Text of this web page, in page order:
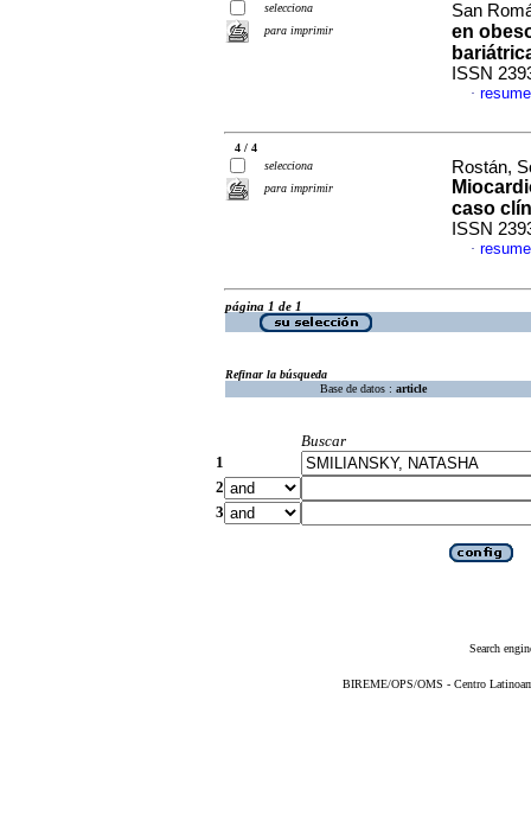
selecciona
para imprimir
San
en
ISSN
·
4 / 4
selecciona
para imprimir
Rostán,
caso
ISSN
·
página 1 de 1
Refinar la búsqueda
Base de datos : article
Buscar
1
2
3
Search
BIREME/OPS/OMS - Centro